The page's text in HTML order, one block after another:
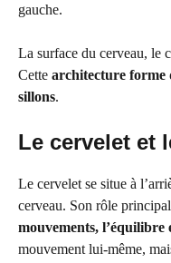
gauche.
La surface du cerveau, le
Cette architecture forme
sillons.
Le cervelet et
Le cervelet se situe à
cerveau. Son rôle
mouvements, l’équilibre
mouvement lui-même,